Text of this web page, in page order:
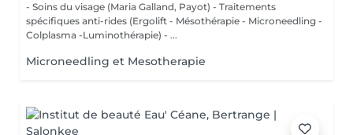
- Soins du visage (Maria Galland, Payot) - Traitements
spécifiques anti-rides (Ergolift - Mésothérapie - Microneedling -
Colplasma -Luminothérapie) - ...
Microneedling et Mesotherapie